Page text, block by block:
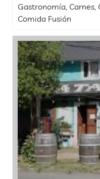
Gastronomía, Carnes,
Comida Fusión